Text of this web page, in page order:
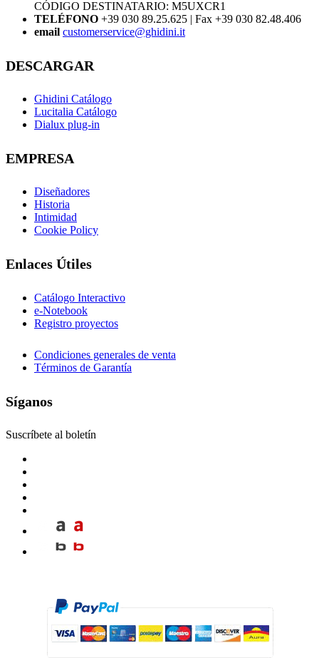
CÓDIGO DESTINATARIO: M5UXCR1
TELÉFONO +39 030 89.25.625 | Fax +39 030 82.48.406
email customerservice@ghidini.it
DESCARGAR
Ghidini Catálogo
Lucitalia Catálogo
Dialux plug-in
EMPRESA
Diseñadores
Historia
Intimidad
Cookie Policy
Enlaces Útiles
Catálogo Interactivo
e-Notebook
Registro proyectos
Condiciones generales de venta
Términos de Garantía
Síganos
Suscríbete al boletín